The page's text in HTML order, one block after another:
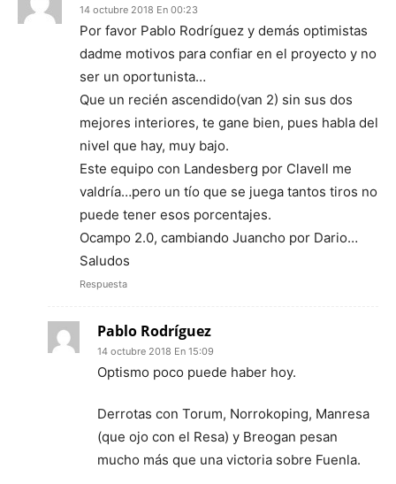
14 octubre 2018 En 00:23
Por favor Pablo Rodríguez y demás optimistas
dadme motivos para confiar en el proyecto y no
ser un oportunista…
Que un recién ascendido(van 2) sin sus dos
mejores interiores, te gane bien, pues habla del
nivel que hay, muy bajo.
Este equipo con Landesberg por Clavell me
valdría…pero un tío que se juega tantos tiros no
puede tener esos porcentajes.
Ocampo 2.0, cambiando Juancho por Dario…
Saludos
Respuesta
Pablo Rodríguez
14 octubre 2018 En 15:09
Optismo poco puede haber hoy.
Derrotas con Torum, Norrokoping, Manresa
(que ojo con el Resa) y Breogan pesan
mucho más que una victoria sobre Fuenla.